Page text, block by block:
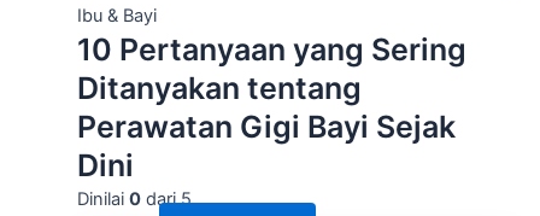
Ibu & Bayi
10 Pertanyaan yang Sering
Ditanyakan tentang
Perawatan Gigi Bayi Sejak
Dini
Dinilai 0dari 5